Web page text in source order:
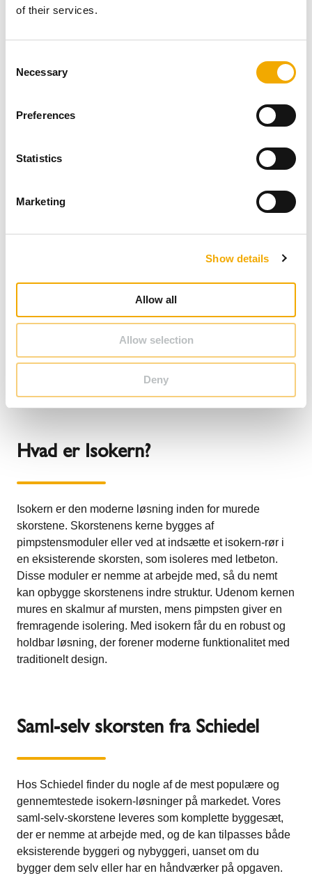
of their services.
Necessary
Preferences
Statistics
Marketing
Show details
Allow all
Allow selection
Deny
praktiske moduler, som gør det nemt at samle og
, så selve skorstenen når høje
Dobbeltmodulskorstenen er designet til at være
fritstående med armering og stigetrin, hvilket gør det
muligt for den at nå en imponerende højde på op til 11
standardstørrelser og er velegnet til både store og små
Find den komplette monteringsanvisning og en visuel
processen, her:Monteringsanvisning og videoguide til
Hvad er Isokern?
Isokern er den moderne løsning inden for murede
skorstene. Skorstenens kerne bygges af
pimpstensmoduler eller ved at indsætte et isokern-rør i
en eksisterende skorsten, som isoleres med letbeton.
Disse moduler er nemme at arbejde med, så du nemt
kan opbygge skorstenens indre struktur. Udenom kernen
mures en skalmur af mursten, mens pimpsten giver en
fremragende isolering. Med isokern får du en robust og
holdbar løsning, der forener moderne funktionalitet med
traditionelt design.
Saml-selv skorsten fra Schiedel
Hos Schiedel finder du nogle af de mest populære og
gennemtestede isokern-løsninger på markedet. Vores
saml-selv-skorstene leveres som komplette byggesæt,
der er nemme at arbejde med, og de kan tilpasses både
eksisterende byggeri og nybyggeri, uanset om du
bygger dem selv eller har en håndværker på opgaven.